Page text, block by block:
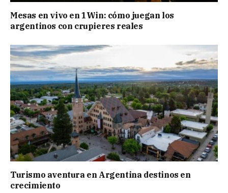
Mesas en vivo en 1Win: cómo juegan los
argentinos con crupieres reales
Turismo aventura en Argentina destinos en
crecimiento